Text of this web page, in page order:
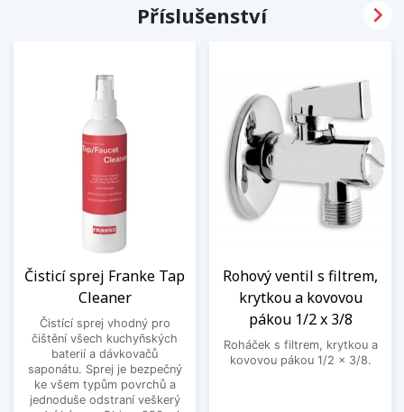
Příslušenství
Čisticí sprej Franke Tap
Cleaner
Čistící sprej vhodný pro
čištění všech kuchyňských
baterií a dávkovačů
saponátu. Sprej je bezpečný
ke všem typům povrchů a
jednoduše odstraní veškerý
Rohový ventil s filtrem,
krytkou a kovovou
pákou 1/2 x 3/8
Roháček s filtrem, krytkou a
kovovou pákou 1/2 x 3/8.
